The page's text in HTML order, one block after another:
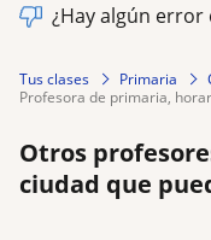
¿Hay algún error
Tus clases Primaria
profesora de primaria,
Otros
ciudad que